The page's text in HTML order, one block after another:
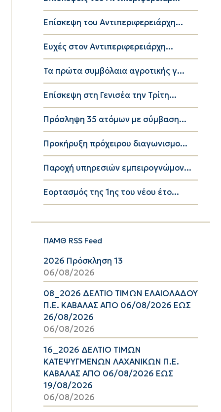
Επίσκεψη του Αντιπεριφερειάρχη...
Ευχές στον Αντιπεριφερειάρχη...
Τα πρώτα συμβόλαια αγροτικής γ...
Επίσκεψη στη Γενισέα την Τρίτη...
Πρόσληψη 35 ατόμων με σύμβαση...
Προκήρυξη πρόχειρου διαγωνισμο...
Παροχή υπηρεσιών εμπειρογνώμον...
Εορτασμός της 1ης του νέου έτο...
ΠΑΜΘ RSS Feed
2026 Πρόσκληση 13
06/08/2026
08_2026 ΔΕΛΤΙΟ ΤΙΜΩΝ ΕΛΑΙΟΛΑΔΟΥ
Π.Ε. ΚΑΒΑΛΑΣ ΑΠΟ 06/08/2026 ΕΩΣ
26/08/2026
06/08/2026
16_2026 ΔΕΛΤΙΟ ΤΙΜΩΝ
ΚΑΤΕΨΥΓΜΕΝΩΝ ΛΑΧΑΝΙΚΩΝ Π.Ε.
ΚΑΒΑΛΑΣ ΑΠΟ 06/08/2026 ΕΩΣ
19/08/2026
06/08/2026